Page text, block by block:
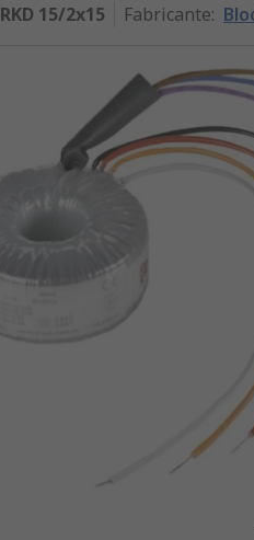
RKD 15/2x15 Fabricante: